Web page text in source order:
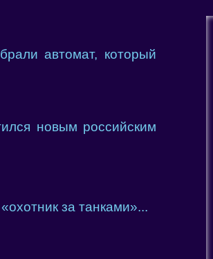
автомат, который
новым российским
за танками»...